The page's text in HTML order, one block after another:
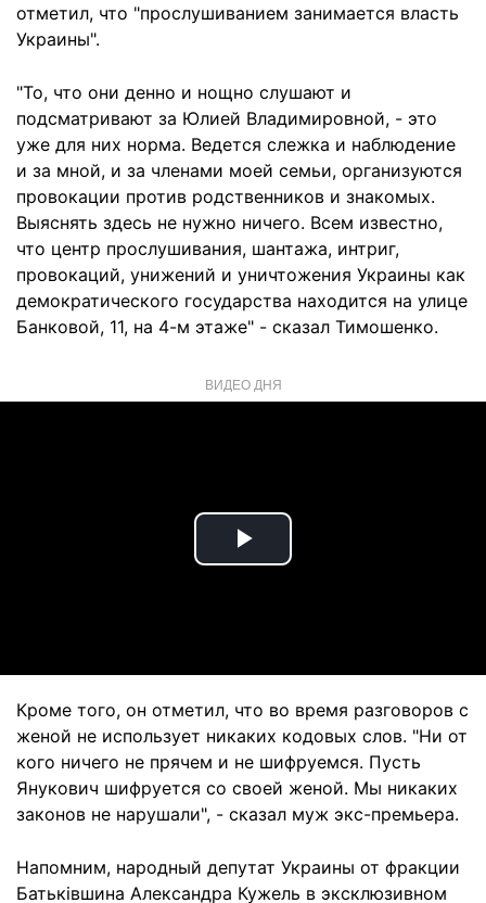
отметил, что "прослушиванием занимается власть
Украины".
"То, что они денно и нощно слушают и
подсматривают за Юлией Владимировной, - это
уже для них норма. Ведется слежка и наблюдение
и за мной, и за членами моей семьи, организуются
провокации против родственников и знакомых.
Выяснять здесь не нужно ничего. Всем известно,
что центр прослушивания, шантажа, интриг,
провокаций, унижений и уничтожения Украины как
демократического государства находится на улице
Банковой, 11, на 4-м этаже" - сказал Тимошенко.
ВИДЕО ДНЯ
Play
Кроме того, он отметил, что во время разговоров с
женой не использует никаких кодовых слов. "Ни от
кого ничего не прячем и не шифруемся. Пусть
Янукович шифруется со своей женой. Мы никаких
законов не нарушали", - сказал муж экс-премьера.
Напомним, народный депутат Украины от фракции
Батьківшина Александра Кужель в эксклюзивном